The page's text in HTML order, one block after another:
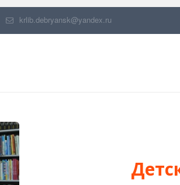
krlib.debryansk@yandex.ru